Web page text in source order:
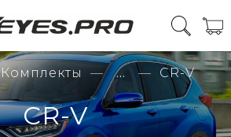
Комплекты ... CR-V
CR-V